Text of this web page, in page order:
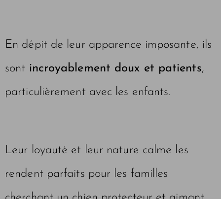
En dépit de leur apparence imposante, ils
sont incroyablement doux et patients,
particulièrement avec les enfants.
Leur loyauté et leur nature calme les
rendent parfaits pour les familles